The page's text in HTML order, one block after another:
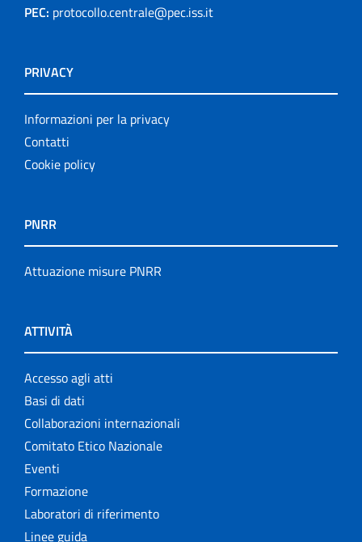
PEC: protocollo.centrale@pec.iss.it
PRIVACY
Informazioni per la privacy
Contatti
Cookie policy
PNRR
Attuazione misure PNRR
ATTIVITÀ
Accesso agli atti
Basi di dati
Collaborazioni internazionali
Comitato Etico Nazionale
Eventi
Formazione
Laboratori di riferimento
Linee guida